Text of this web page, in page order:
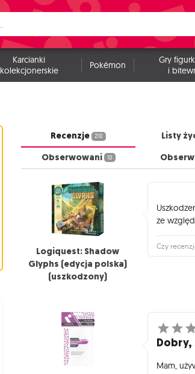
Karcianki
kolekcjonerskie
Pokémon
Gry
i
Recenzje 210 Listy
Obserwowani 10
Logiquest: Shadow
Glyphs (edycja polska)
(uszkodzony)
ze
Czy
Mam,